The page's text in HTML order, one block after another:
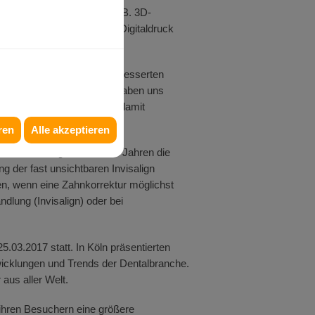
Alle akzeptieren
Dieses Mal waren z. B. 3D-
Clear-Aligner oder der Digitaldruck
Scanner mit einem verbesserten
zurücklegen: "Wir haben uns
3D-Scannerrs und die damit
bei Stuttgart auch seit Jahren die
der fast unsichtbaren Invisalign
wenn eine Zahnkorrektur möglichst
(Invisalign) oder bei
statt. In Köln präsentierten
und Trends der Dentalbranche.
aller Welt.
Besuchern eine größere